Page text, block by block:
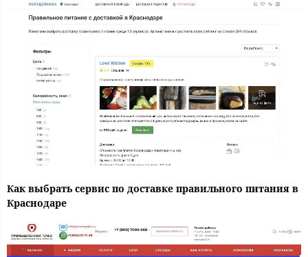
Как выбрать сервис по доставке правильного питания в
Краснодаре